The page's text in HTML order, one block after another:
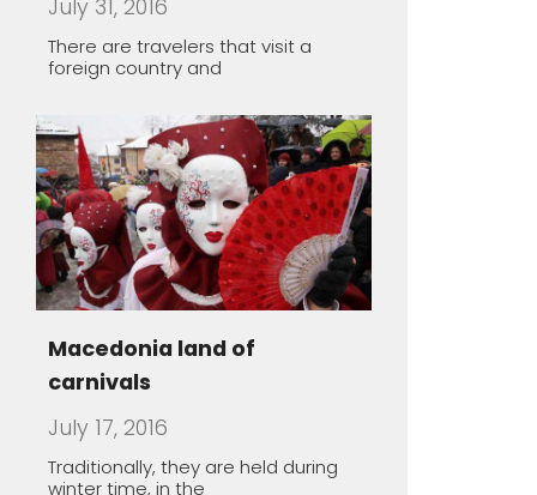
Macedonia land of
carnivals
Traditionally, they are held during
winter time, in the
The healing power of spa
May 1, 2016
Macedonia offers a unique
opportunity to take you thousands